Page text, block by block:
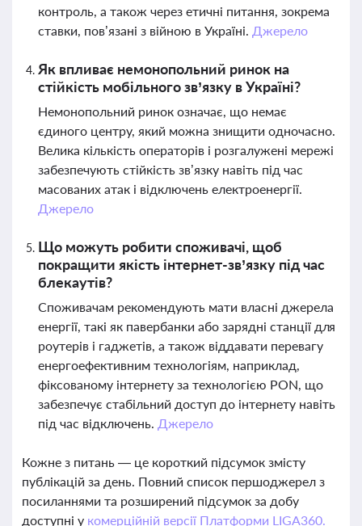
контроль, а також через етичні питання, зокрема
ставки, пов’язані з війною в Україні. Джерело
Як впливає немонопольний ринок на
стійкість мобільного зв’язку в Україні?
Немонопольний ринок означає, що немає
єдиного центру, який можна знищити одночасно.
Велика кількість операторів і розгалужені мережі
забезпечують стійкість зв’язку навіть під час
масованих атак і відключень електроенергії.
Джерело
Що можуть робити споживачі, щоб
покращити якість інтернет-зв’язку під час
блекаутів?
Споживачам рекомендують мати власні джерела
енергії, такі як павербанки або зарядні станції для
роутерів і гаджетів, а також віддавати перевагу
енергоефективним технологіям, наприклад,
фіксованому інтернету за технологією PON, що
забезпечує стабільний доступ до інтернету навіть
під час відключень. Джерело
Кожне з питань — це короткий підсумок змісту
публікацій за день. Повний список першоджерел з
посиланнями та розширений підсумок за добу
доступні у комерційній версії Платформи LIGA360.